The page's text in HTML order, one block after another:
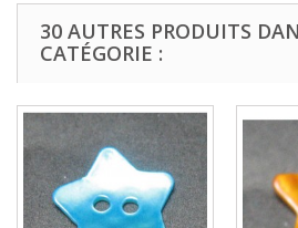
30 AUTRES PRODUITS
CATÉGORIE :